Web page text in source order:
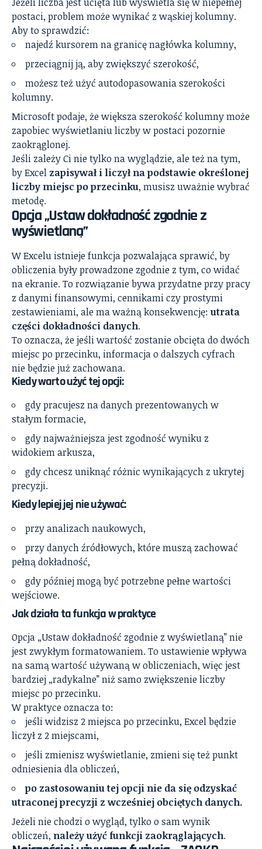
postaci, problem może wynikać z wąskiej kolumny.
Aby to sprawdzić:
najedź kursorem na granicę nagłówka kolumny,
przeciągnij ją, aby zwiększyć szerokość,
możesz też użyć autodopasowania szerokości
kolumny.
Microsoft podaje, że większa szerokość kolumny może
zapobiec wyświetlaniu liczby w postaci pozornie
zaokrąglonej.
Jeśli zależy Ci nie tylko na wyglądzie, ale też na tym,
by Excel zapisywał i liczył na podstawie określonej
liczby miejsc po przecinku, musisz uważnie wybrać
metodę.
Opcja „Ustaw dokładność zgodnie z
wyświetlaną”
W Excelu istnieje funkcja pozwalająca sprawić, by
obliczenia były prowadzone zgodnie z tym, co widać
na ekranie. To rozwiązanie bywa przydatne przy pracy
z danymi finansowymi, cennikami czy prostymi
zestawieniami, ale ma ważną konsekwencję: utrata
części dokładności danych.
To oznacza, że jeśli wartość zostanie obcięta do dwóch
miejsc po przecinku, informacja o dalszych cyfrach
nie będzie już zachowana.
Kiedy warto użyć tej opcji:
gdy pracujesz na danych prezentowanych w
stałym formacie,
gdy najważniejsza jest zgodność wyniku z
widokiem arkusza,
gdy chcesz uniknąć różnic wynikających z ukrytej
precyzji.
Kiedy lepiej jej nie używać:
przy analizach naukowych,
przy danych źródłowych, które muszą zachować
pełną dokładność,
gdy później mogą być potrzebne pełne wartości
wejściowe.
Jak działa ta funkcja w praktyce
Opcja „Ustaw dokładność zgodnie z wyświetlaną” nie
jest zwykłym formatowaniem. To ustawienie wpływa
na samą wartość używaną w obliczeniach, więc jest
bardziej „radykalne” niż samo zwiększenie liczby
miejsc po przecinku.
W praktyce oznacza to:
jeśli widzisz 2 miejsca po przecinku, Excel będzie
liczył z 2 miejscami,
jeśli zmienisz wyświetlanie, zmieni się też punkt
odniesienia dla obliczeń,
po zastosowaniu tej opcji nie da się odzyskać
utraconej precyzji z wcześniej obciętych danych.
Jeżeli nie chodzi o wygląd, tylko o sam wynik
obliczeń, należy użyć funkcji zaokrąglających.